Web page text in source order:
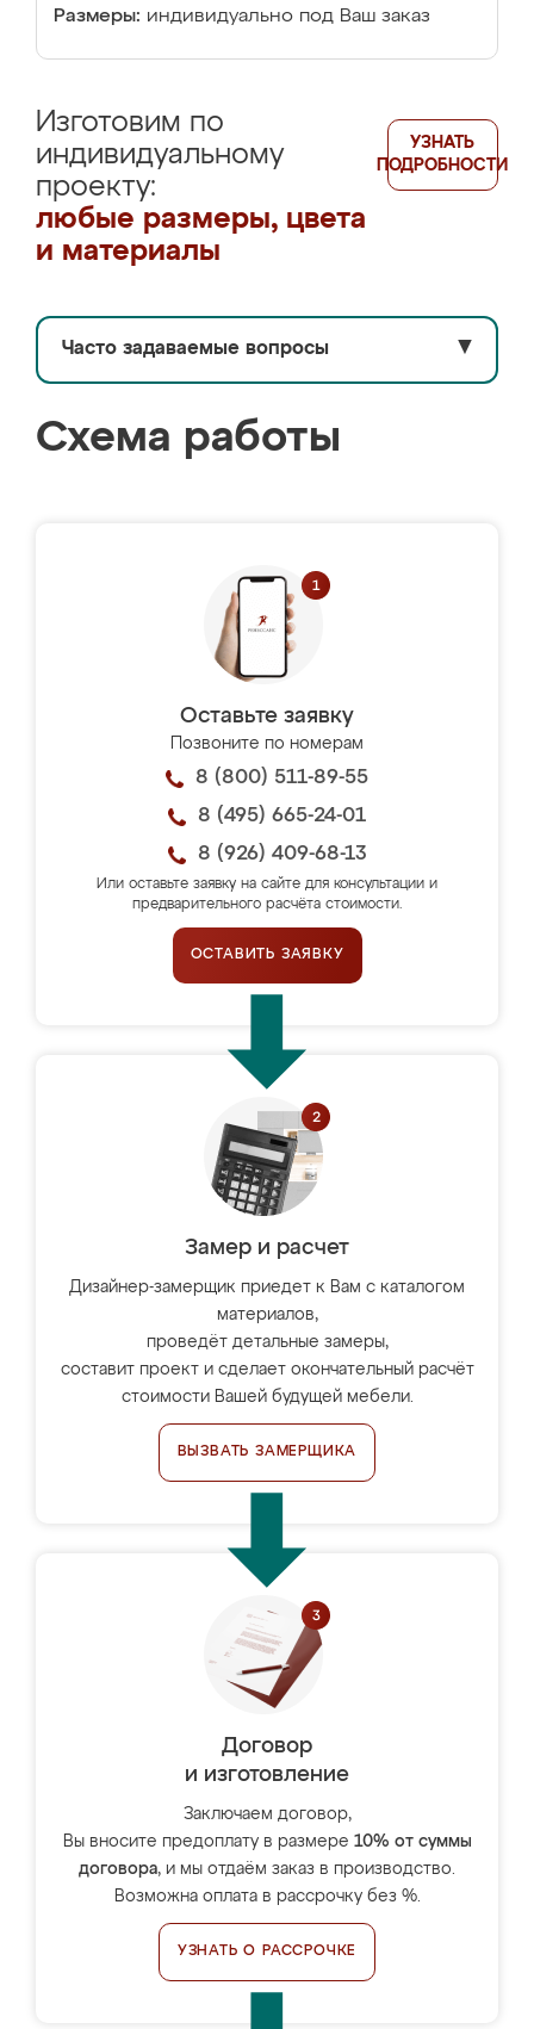
Размеры: индивидуально под Ваш заказ
Изготовим по
индивидуальному
проекту:
любые размеры, цвета
и материалы
УЗНАТЬ
ПОДРОБНОСТИ
Часто задаваемые вопросы ▼
Схема работы
Оставьте заявку
Позвоните по номерам
8 (800) 511-89-55
8 (495) 665-24-01
8 (926) 409-68-13
Или оставьте заявку на сайте для консультации и
предварительного расчёта стоимости.
ОСТАВИТЬ ЗАЯВКУ
Замер и расчет
Дизайнер-замерщик приедет к Вам с каталогом
материалов,
проведёт детальные замеры,
составит проект и сделает окончательный расчёт
стоимости Вашей будущей мебели.
ВЫЗВАТЬ ЗАМЕРЩИКА
Договор
и изготовление
Заключаем договор,
Вы вносите предоплату в размере 10% от суммы
договора, и мы отдаём заказ в производство.
Возможна оплата в рассрочку без %.
УЗНАТЬ О РАССРОЧКЕ